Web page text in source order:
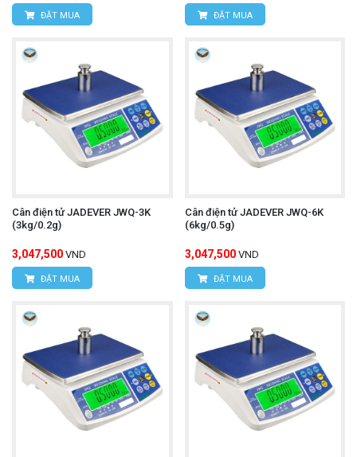
ĐẶT MUA ĐẶT MUA
Cân điện tử JADEVER JWQ-3K
(3kg/0.2g)
3,047,500 VND
ĐẶT MUA
Cân điện tử JADEVER JWQ-6K
(6kg/0.5g)
3,047,500 VND
ĐẶT MUA